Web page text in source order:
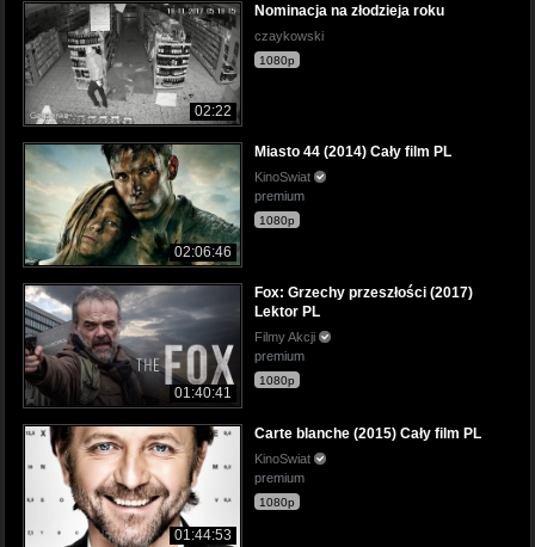
02:22
Nominacja na złodzieja roku
czaykowski
1080p
02:06:46
Miasto 44 (2014) Cały film PL
KinoSwiat
premium
1080p
01:40:41
Fox: Grzechy przeszłości (2017)
Lektor PL
Filmy Akcji
premium
1080p
01:44:53
Carte blanche (2015) Cały film PL
KinoSwiat
premium
1080p